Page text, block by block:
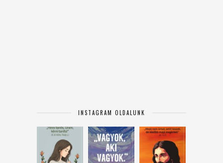
INSTAGRAM OLDALUNK